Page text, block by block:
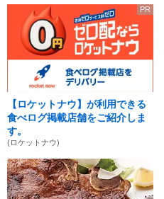
PR
【ロケットナウ】が利用できる
食べログ掲載店舗をご紹介しま
す。
(ロケットナウ)